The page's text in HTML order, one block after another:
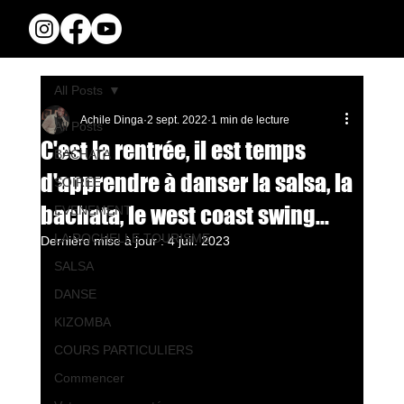
All Posts
BACHATA
SOIREE
EVENEMENT
LA ROCHELLE TOURISME
SALSA
DANSE
KIZOMBA
COURS PARTICULIERS
Commencer
All Posts
C'est la rentrée, il est temps
d'apprendre à danser la salsa, la
bachata, le west coast swing...
Achile Dinga 2 sept. 2022 1 min de lecture
Dernière mise à jour :4 juil. 2023